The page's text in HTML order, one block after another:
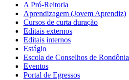
A Pró-Reitoria
Aprendizagem (Jovem Aprendiz)
Cursos de curta duração
Editais externos
Editais internos
Estágio
Escola de Conselhos de Rondônia
Eventos
Portal de Egressos